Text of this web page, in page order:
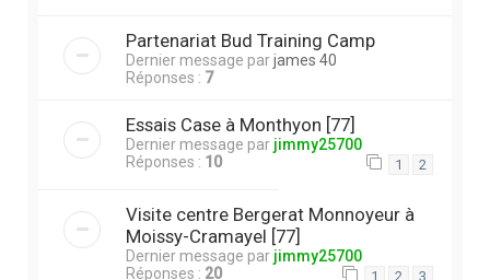
Partenariat Bud Training Camp
Dernier message parjames 40
Réponses : 7
Essais Case à Monthyon [77]
Dernier message par jimmy25700
Réponses : 10 1 2
Visite centre Bergerat Monnoyeur à
Moissy-Cramayel [77]
Dernier message par jimmy25700
Réponses : 20 1 2 3